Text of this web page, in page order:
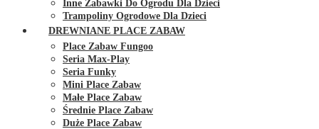
Inne Zabawki Do Ogrodu Dla Dzieci
Trampoliny Ogrodowe Dla Dzieci
DREWNIANE PLACE ZABAW
Place Zabaw Fungoo
Seria Max-Play
Seria Funky
Mini Place Zabaw
Małe Place Zabaw
Średnie Place Zabaw
Duże Place Zabaw